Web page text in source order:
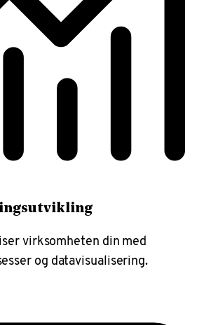
virksomheten din med
og datavisualisering.